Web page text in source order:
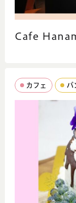
Cafe
カフェ パ